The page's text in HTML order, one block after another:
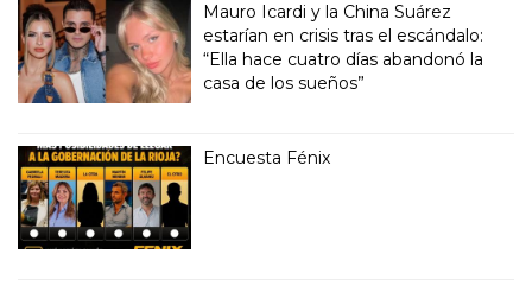
Mauro Icardi y la China Suárez
estarían en crisis tras el escándalo:
“Ella hace cuatro días abandonó la
casa de los sueños”
Encuesta Fénix